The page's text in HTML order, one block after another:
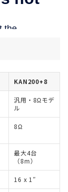
KAN200+8
汎用・8Ωモデ
ル
8Ω
最大4台
（8m）
16 x 1″